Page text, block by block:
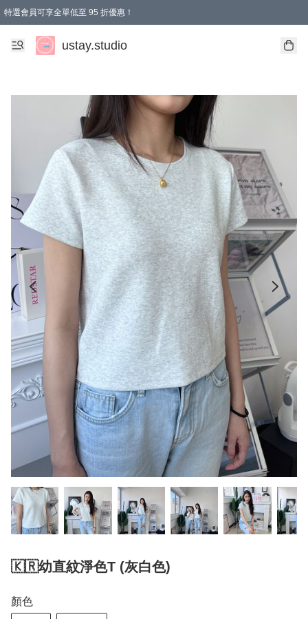
特選會員可享全單低至 95 折優惠！
ustay.studio
🇰🇷幼直紋淨色T (灰白色)
顏色